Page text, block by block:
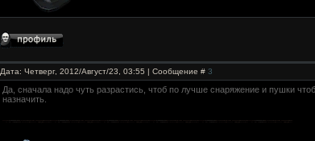
Дата: Четверг, 2012/Август/23, 03:55 | Сообщение # 3
Да, сначала надо чуть разрастись, чтоб по лучше снаряжение и пушки
назначить.